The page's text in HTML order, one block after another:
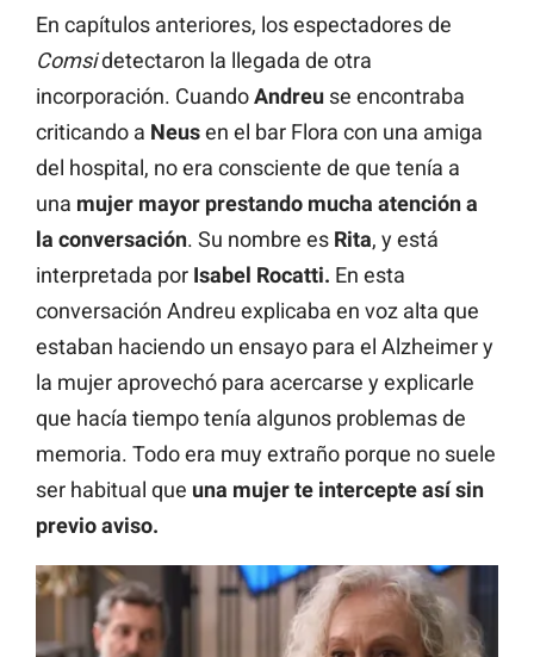
En capítulos anteriores, los espectadores de
Comsidetectaron la llegada de otra
incorporación. CuandoAndreu se encontraba
criticando a Neusen el bar Flora con una amiga
del hospital, no era consciente de que tenía a
una mujer mayor prestando mucha atención a
la conversación. Su nombre es Rita, y está
interpretada por Isabel Rocatti. En esta
conversación Andreu explicaba en voz alta que
estaban haciendo un ensayo para el Alzheimer y
la mujer aprovechó para acercarse y explicarle
que hacía tiempo tenía algunos problemas de
memoria. Todo era muy extraño porque no suele
ser habitual que una mujer te intercepte así sin
previo aviso.